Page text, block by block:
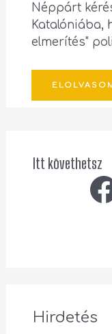
Néppárt
Katalóniába,
elmerítés"
Itt követhetsz
Hirdetés